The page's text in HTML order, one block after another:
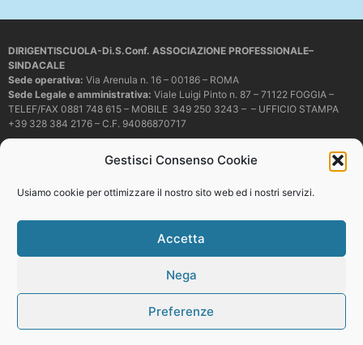
Gestisci Consenso Cookie
Usiamo cookie per ottimizzare il nostro sito web ed i nostri servizi.
Accetta
Nega
Preferenze
DIRIGENTISCUOLA-Di.S.Conf. ASSOCIAZIONE PROFESSIONALE–
SINDACALE
Sede operativa: Via Arenula n. 16 – 00186 – ROMA
Sede Legale e amministrativa: Viale Luigi Pinto n. 87 – 71122 FOGGIA –
TELEF/FAX 0881 748 615 – MOBILE 349 250 3243 – – UFFICIO STAMPA
+39 328 384 2176 – C.F. 94086870717
dirigentiscuola@pec.it
copiare o riprodurre in alcun modo i contenuti presenti in questo sito se non
Top